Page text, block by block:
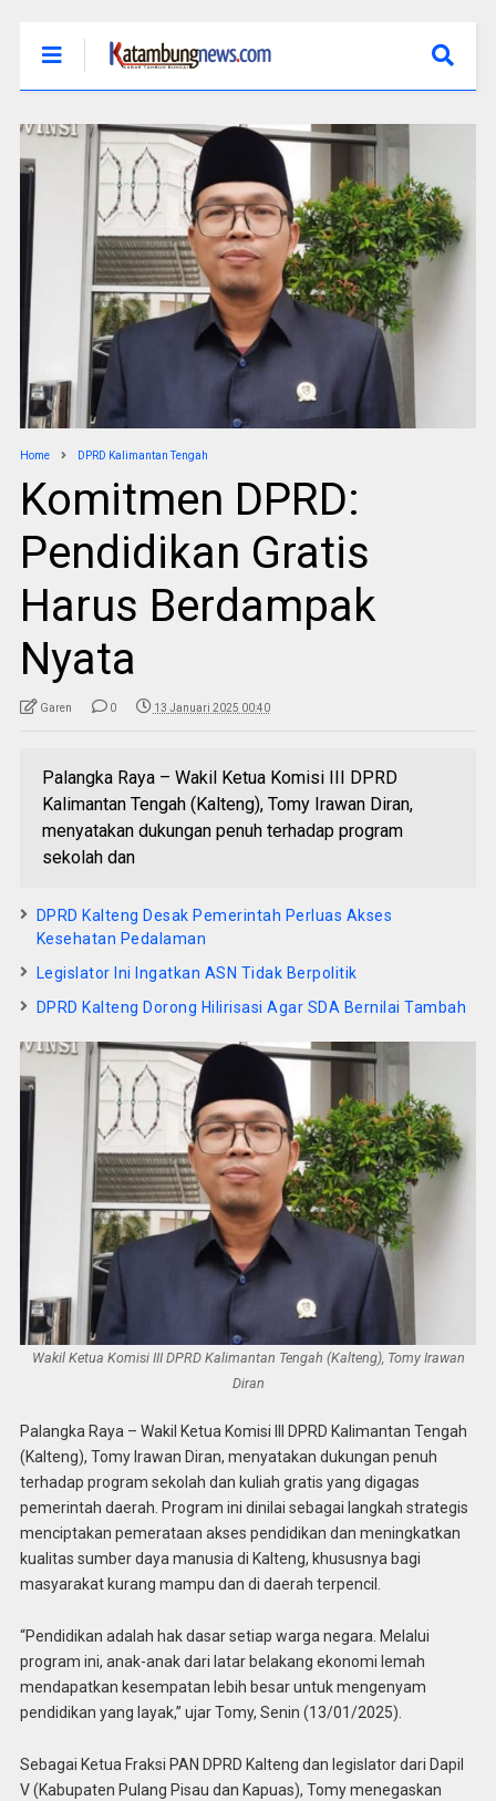
Home DPRD Kalimantan Tengah
Komitmen DPRD:
Pendidikan Gratis
Harus Berdampak
Nyata
Garen 0 13 Januari 2025 00:40
Palangka Raya – Wakil Ketua Komisi III DPRD
Kalimantan Tengah (Kalteng), Tomy Irawan Diran,
menyatakan dukungan penuh terhadap program
sekolah dan
DPRD Kalteng Desak Pemerintah Perluas Akses
Kesehatan Pedalaman
Legislator Ini Ingatkan ASN Tidak Berpolitik
DPRD Kalteng Dorong Hilirisasi Agar SDA Bernilai Tambah
Wakil Ketua Komisi III DPRD Kalimantan Tengah (Kalteng), Tomy Irawan
Diran
Palangka Raya – Wakil Ketua Komisi III DPRD Kalimantan Tengah
(Kalteng), Tomy Irawan Diran, menyatakan dukungan penuh
terhadap program sekolah dan kuliah gratis yang digagas
pemerintah daerah. Program ini dinilai sebagai langkah strategis
menciptakan pemerataan akses pendidikan dan meningkatkan
kualitas sumber daya manusia di Kalteng, khususnya bagi
masyarakat kurang mampu dan di daerah terpencil.
“Pendidikan adalah hak dasar setiap warga negara. Melalui
program ini, anak-anak dari latar belakang ekonomi lemah
mendapatkan kesempatan lebih besar untuk mengenyam
pendidikan yang layak,” ujar Tomy, Senin (13/01/2025).
Sebagai Ketua Fraksi PAN DPRD Kalteng dan legislator dari Dapil
V (Kabupaten Pulang Pisau dan Kapuas), Tomy menegaskan